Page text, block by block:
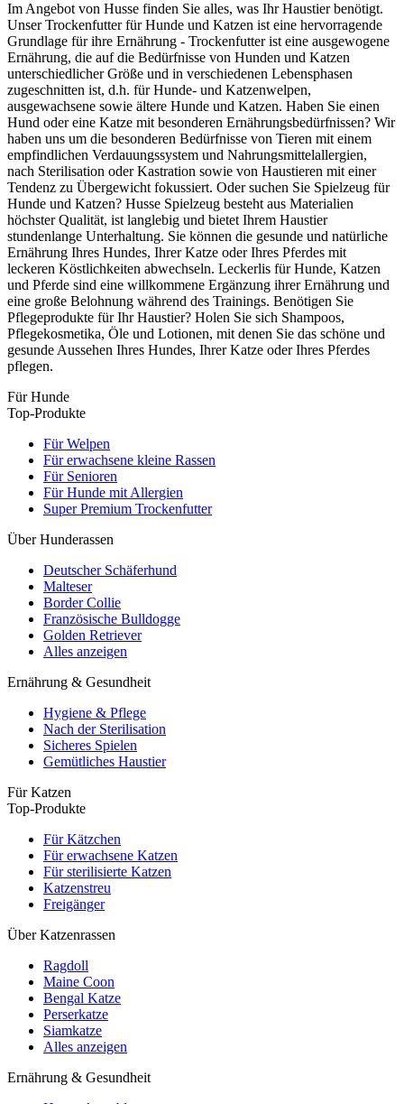
Im Angebot von Husse finden Sie alles, was Ihr Haustier benötigt.
Unser Trockenfutter für Hunde und Katzen ist eine hervorragende
Grundlage für ihre Ernährung - Trockenfutter ist eine ausgewogene
Ernährung, die auf die Bedürfnisse von Hunden und Katzen
unterschiedlicher Größe und in verschiedenen Lebensphasen
zugeschnitten ist, d.h. für Hunde- und Katzenwelpen,
ausgewachsene sowie ältere Hunde und Katzen. Haben Sie einen
Hund oder eine Katze mit besonderen Ernährungsbedürfnissen? Wir
haben uns um die besonderen Bedürfnisse von Tieren mit einem
empfindlichen Verdauungssystem und Nahrungsmittelallergien,
nach Sterilisation oder Kastration sowie von Haustieren mit einer
Tendenz zu Übergewicht fokussiert. Oder suchen Sie Spielzeug für
Hunde und Katzen? Husse Spielzeug besteht aus Materialien
höchster Qualität, ist langlebig und bietet Ihrem Haustier
stundenlange Unterhaltung. Sie können die gesunde und natürliche
Ernährung Ihres Hundes, Ihrer Katze oder Ihres Pferdes mit
leckeren Köstlichkeiten abwechseln. Leckerlis für Hunde, Katzen
und Pferde sind eine willkommene Ergänzung ihrer Ernährung und
eine große Belohnung während des Trainings. Benötigen Sie
Pflegeprodukte für Ihr Haustier? Holen Sie sich Shampoos,
Pflegekosmetika, Öle und Lotionen, mit denen Sie das schöne und
gesunde Aussehen Ihres Hundes, Ihrer Katze oder Ihres Pferdes
pflegen.
Für Hunde
Top-Produkte
Für Welpen
Für erwachsene kleine Rassen
Für Senioren
Für Hunde mit Allergien
Super Premium Trockenfutter
Über Hunderassen
Deutscher Schäferhund
Malteser
Border Collie
Französische Bulldogge
Golden Retriever
Alles anzeigen
Ernährung & Gesundheit
Hygiene & Pflege
Nach der Sterilisation
Sicheres Spielen
Gemütliches Haustier
Für Katzen
Top-Produkte
Für Kätzchen
Für erwachsene Katzen
Für sterilisierte Katzen
Katzenstreu
Freigänger
Über Katzenrassen
Ragdoll
Maine Coon
Bengal Katze
Perserkatze
Siamkatze
Alles anzeigen
Ernährung & Gesundheit